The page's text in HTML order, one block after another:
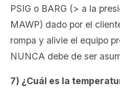
PSIG o BARG (> a la
MAWP) dado por el
rompa y alivie el equipo
NUNCA debe de ser
7) ¿Cuál es la